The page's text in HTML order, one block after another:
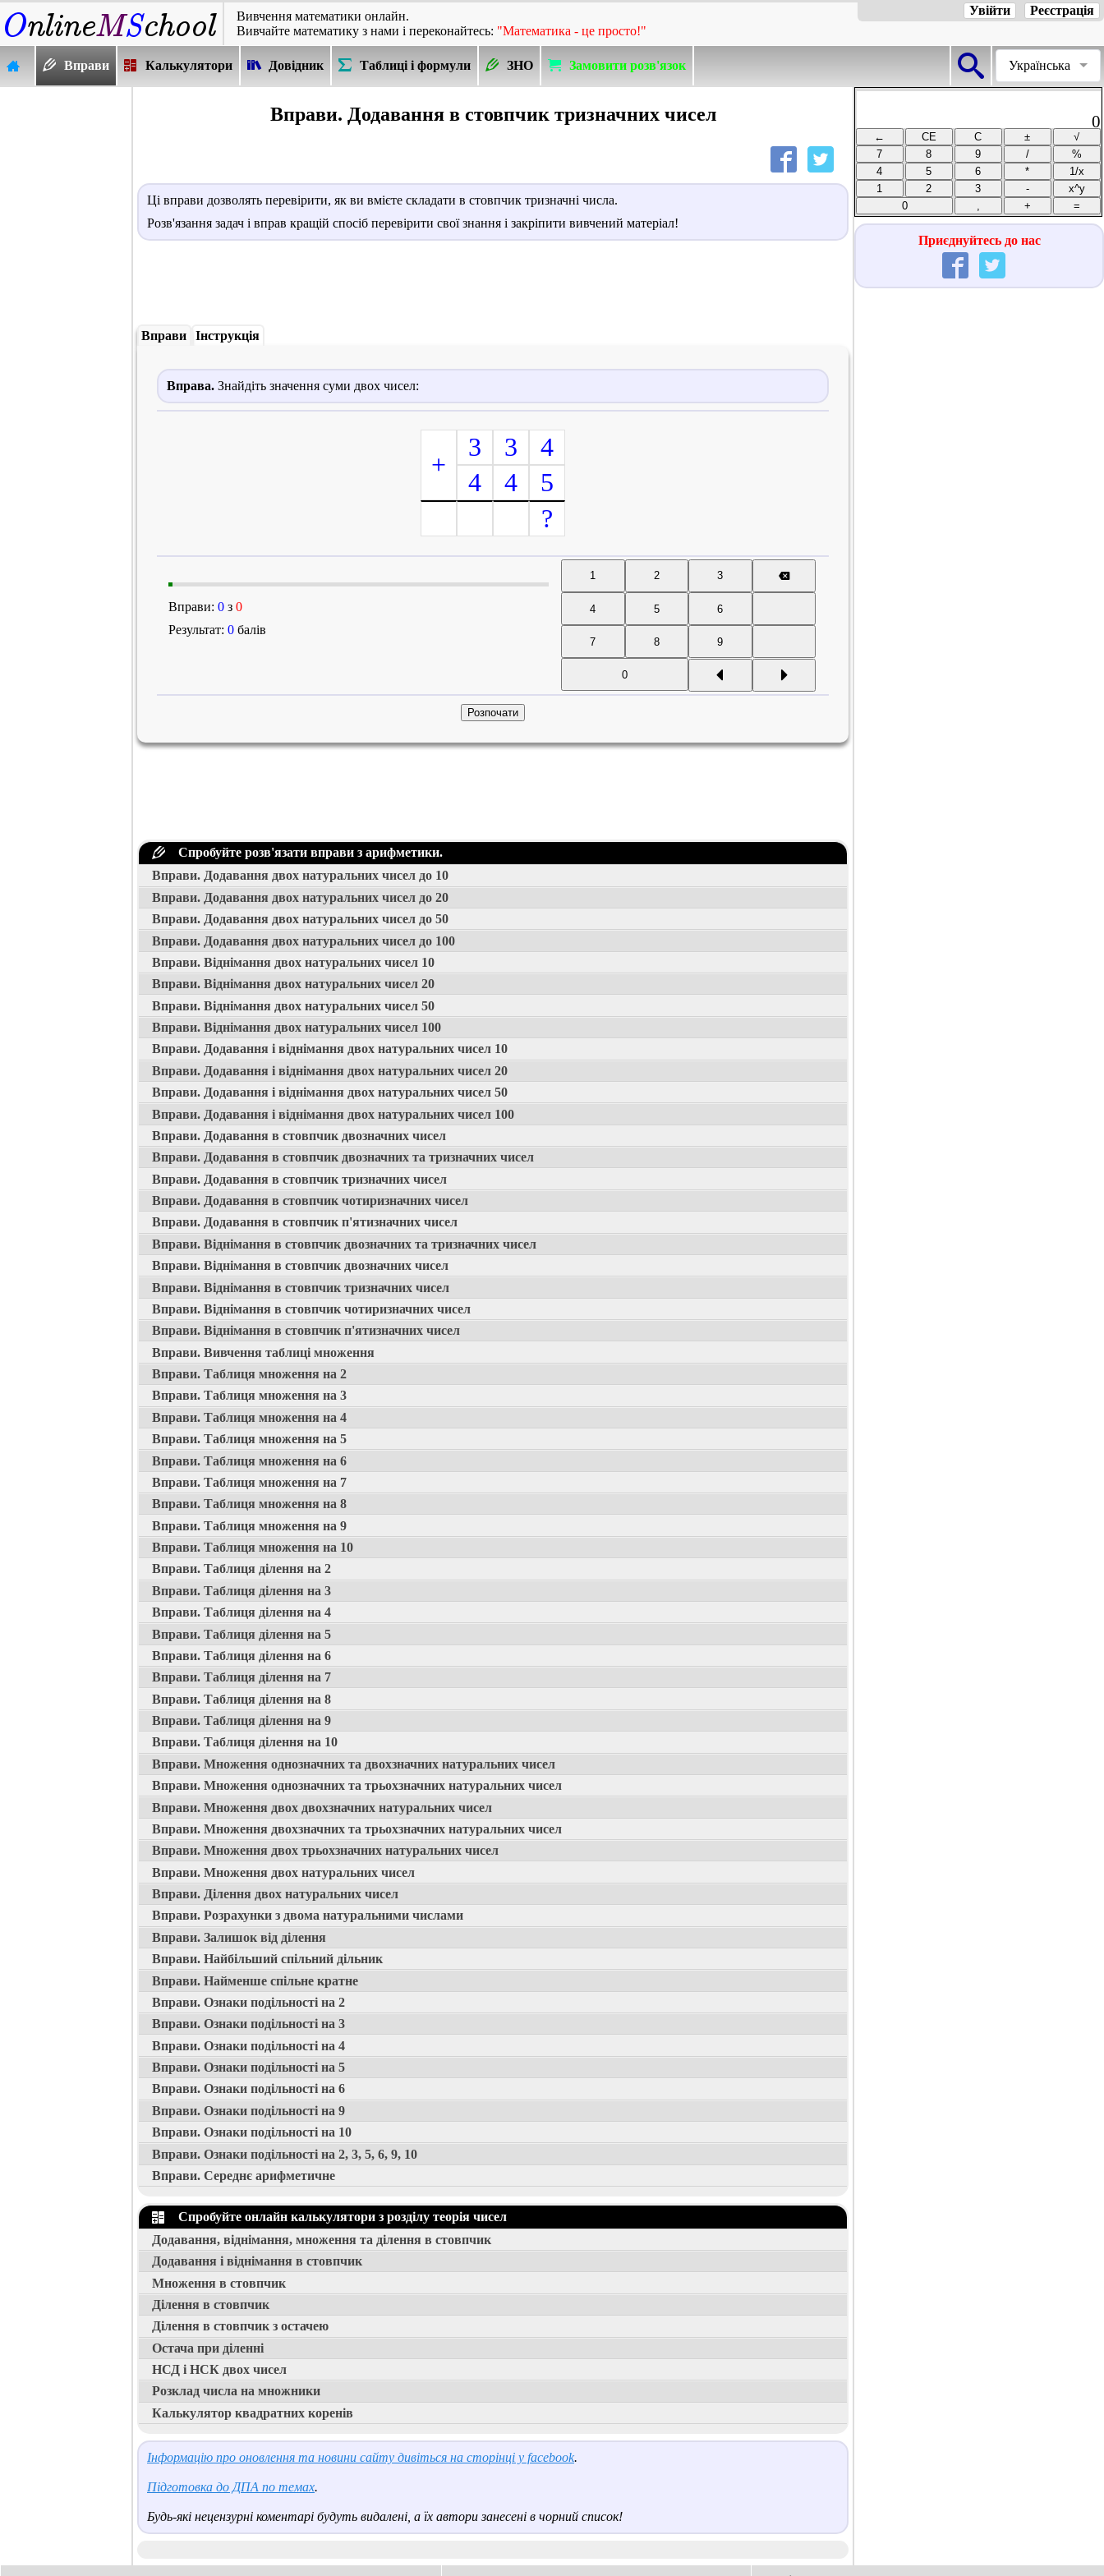
Вивчення математики онлайн.
Вивчайте математику з нами і переконайтесь: "Математика - це просто!"
Реєстрація
Увійти
Українська
Вправи Калькулятори Довідник Таблиці і формули ЗНО Замовити розв'язок
Вправи. Додавання в стовпчик тризначних чисел
Ці вправи дозволять перевірити, як ви вмієте складати в стовпчик тризначні числа.
Розв'язання задач і вправ кращій спосіб перевірити свої знання і закріпити вивчений матеріал!
Вправи Інструкція
Вправа. Знайдіть значення суми двох чисел:
+
3 3
4
4
4
5
?
Вправи:0 з0
Результат:0 балів
Спробуйте розв'язати вправи з арифметики.
Вправи. Додавання двох натуральних чисел до 10
Вправи. Додавання двох натуральних чисел до 20
Вправи. Додавання двох натуральних чисел до 50
Вправи. Додавання двох натуральних чисел до 100
Вправи. Віднімання двох натуральних чисел 10
Вправи. Віднімання двох натуральних чисел 20
Вправи. Віднімання двох натуральних чисел 50
Вправи. Віднімання двох натуральних чисел 100
Вправи. Додавання і віднімання двох натуральних чисел 10
Вправи. Додавання і віднімання двох натуральних чисел 20
Вправи. Додавання і віднімання двох натуральних чисел 50
Вправи. Додавання і віднімання двох натуральних чисел 100
Вправи. Додавання в стовпчик двозначних чисел
Вправи. Додавання в стовпчик двозначних та тризначних чисел
Вправи. Додавання в стовпчик тризначних чисел
Вправи. Додавання в стовпчик чотиризначних чисел
Вправи. Додавання в стовпчик п'ятизначних чисел
Вправи. Віднімання в стовпчик двозначних та тризначних чисел
Вправи. Віднімання в стовпчик двозначних чисел
Вправи. Віднімання в стовпчик тризначних чисел
Вправи. Віднімання в стовпчик чотиризначних чисел
Вправи. Віднімання в стовпчик п'ятизначних чисел
Вправи. Вивчення таблиці множення
Вправи. Таблиця множення на 2
Вправи. Таблиця множення на 3
Вправи. Таблиця множення на 4
Вправи. Таблиця множення на 5
Вправи. Таблиця множення на 6
Вправи. Таблиця множення на 7
Вправи. Таблиця множення на 8
Вправи. Таблиця множення на 9
Вправи. Таблиця множення на 10
Вправи. Таблиця ділення на 2
Вправи. Таблиця ділення на 3
Вправи. Таблиця ділення на 4
Вправи. Таблиця ділення на 5
Вправи. Таблиця ділення на 6
Вправи. Таблиця ділення на 7
Вправи. Таблиця ділення на 8
Вправи. Таблиця ділення на 9
Вправи. Таблиця ділення на 10
Вправи. Множення однозначних та двохзначних натуральних чисел
Вправи. Множення однозначних та трьохзначних натуральних чисел
Вправи. Множення двох двохзначних натуральних чисел
Вправи. Множення двохзначних та трьохзначних натуральних чисел
Вправи. Множення двох трьохзначних натуральних чисел
Вправи. Множення двох натуральних чисел
Вправи. Ділення двох натуральних чисел
Вправи. Розрахунки з двома натуральними числами
Вправи. Залишок від ділення
Вправи. Найбільший спільний дільник
Вправи. Найменше спільне кратне
Вправи. Ознаки подільності на 2
Вправи. Ознаки подільності на 3
Вправи. Ознаки подільності на 4
Вправи. Ознаки подільності на 5
Вправи. Ознаки подільності на 6
Вправи. Ознаки подільності на 9
Вправи. Ознаки подільності на 10
Вправи. Ознаки подільності на 2, 3, 5, 6, 9, 10
Вправи. Середнє арифметичне
Спробуйте онлайн калькулятори з розділу теорія чисел
Додавання, віднімання, множення та ділення в стовпчик
Додавання і віднімання в стовпчик
Множення в стовпчик
Ділення в стовпчик
Ділення в стовпчик з остачею
Остача при діленні
НСД і НСК двох чисел
Розклад числа на множники
Калькулятор квадратних коренів
Інформацію про оновлення та новини сайту дивіться на сторінці у facebook.
Підготовка до ДПА по темах.
Будь-які нецензурні коментарі будуть видалені, а їх автори занесені в чорний список!
0
Приєднуйтесь до нас